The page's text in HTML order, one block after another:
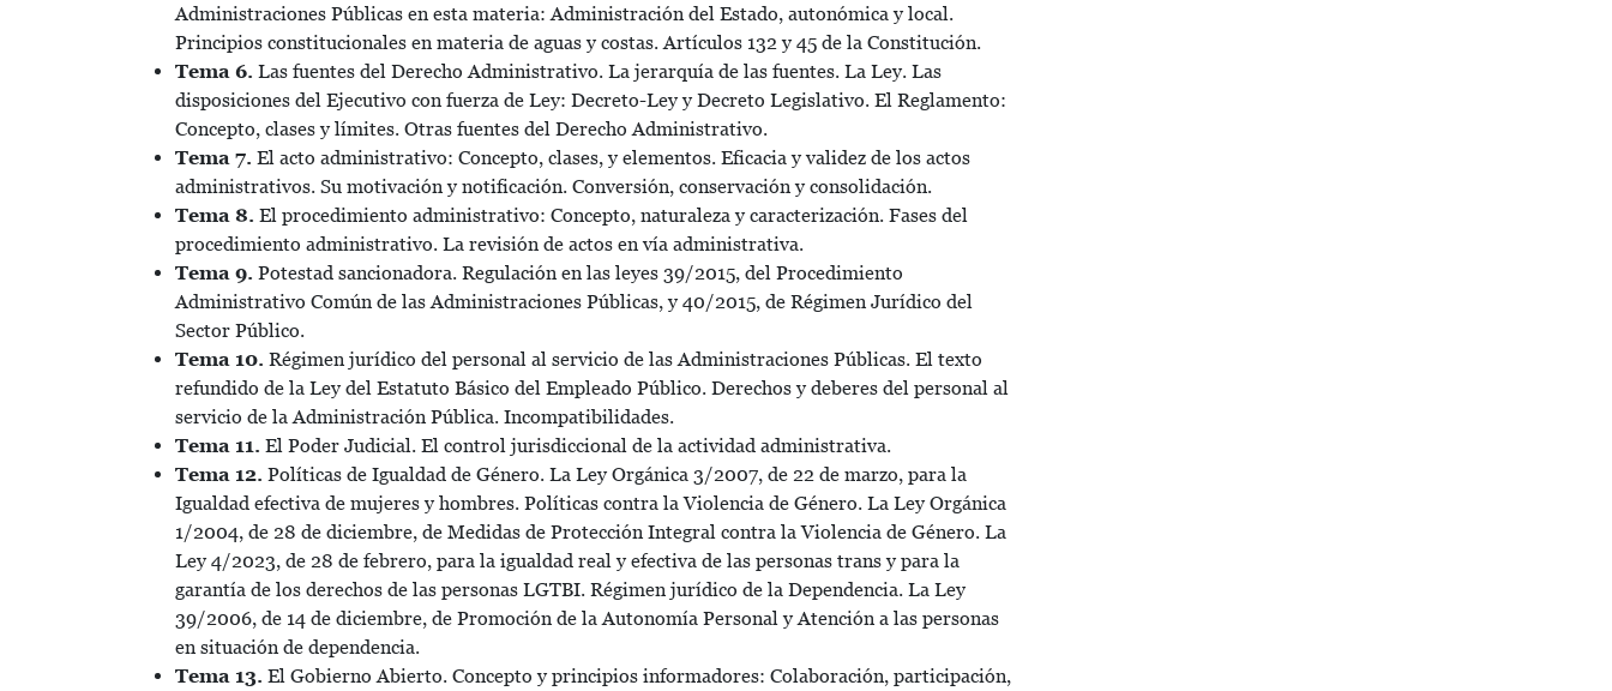
Administraciones Públicas en esta materia: Administración del Estado, autonómica y local.
Principios constitucionales en materia de aguas y costas. Artículos 132 y 45 de la Constitución.
Tema 6. Las fuentes del Derecho Administrativo. La jerarquía de las fuentes. La Ley. Las
disposiciones del Ejecutivo con fuerza de Ley: Decreto-Ley y Decreto Legislativo. El Reglamento:
Concepto, clases y límites. Otras fuentes del Derecho Administrativo.
Tema 7. El acto administrativo: Concepto, clases, y elementos. Eficacia y validez de los actos
administrativos. Su motivación y notificación. Conversión, conservación y consolidación.
Tema 8. El procedimiento administrativo: Concepto, naturaleza y caracterización. Fases del
procedimiento administrativo. La revisión de actos en vía administrativa.
Tema 9. Potestad sancionadora. Regulación en las leyes 39/2015, del Procedimiento
Administrativo Común de las Administraciones Públicas, y 40/2015, de Régimen Jurídico del
Sector Público.
Tema 10. Régimen jurídico del personal al servicio de las Administraciones Públicas. El texto
refundido de la Ley del Estatuto Básico del Empleado Público. Derechos y deberes del personal al
servicio de la Administración Pública. Incompatibilidades.
Tema 11. El Poder Judicial. El control jurisdiccional de la actividad administrativa.
Tema 12. Políticas de Igualdad de Género. La Ley Orgánica 3/2007, de 22 de marzo, para la
Igualdad efectiva de mujeres y hombres. Políticas contra la Violencia de Género. La Ley Orgánica
1/2004, de 28 de diciembre, de Medidas de Protección Integral contra la Violencia de Género. La
Ley 4/2023, de 28 de febrero, para la igualdad real y efectiva de las personas trans y para la
garantía de los derechos de las personas LGTBI. Régimen jurídico de la Dependencia. La Ley
39/2006, de 14 de diciembre, de Promoción de la Autonomía Personal y Atención a las personas
en situación de dependencia.
Tema 13. El Gobierno Abierto. Concepto y principios informadores: Colaboración, participación,